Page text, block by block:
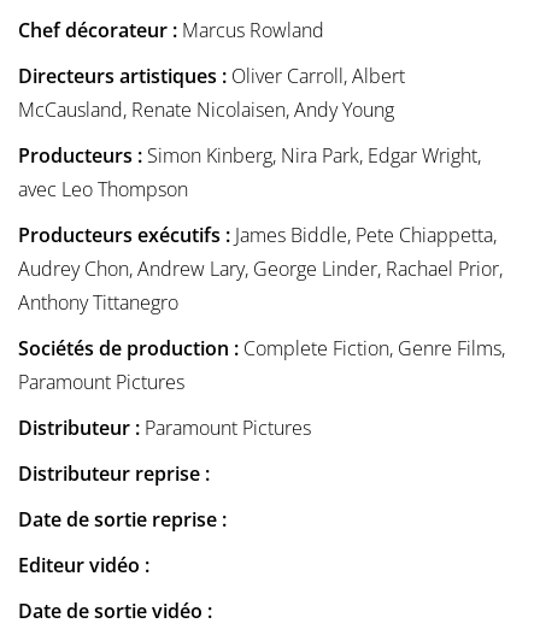
Chef décorateur : Marcus Rowland
Directeurs artistiques : Oliver Carroll, Albert
McCausland, Renate Nicolaisen, Andy Young
Producteurs : Simon Kinberg, Nira Park, Edgar Wright,
avec Leo Thompson
Producteurs exécutifs : James Biddle, Pete Chiappetta,
Audrey Chon, Andrew Lary, George Linder, Rachael Prior,
Anthony Tittanegro
Sociétés de production : Complete Fiction, Genre Films,
Paramount Pictures
Distributeur : Paramount Pictures
Distributeur reprise :
Date de sortie reprise :
Editeur vidéo :
Date de sortie vidéo :